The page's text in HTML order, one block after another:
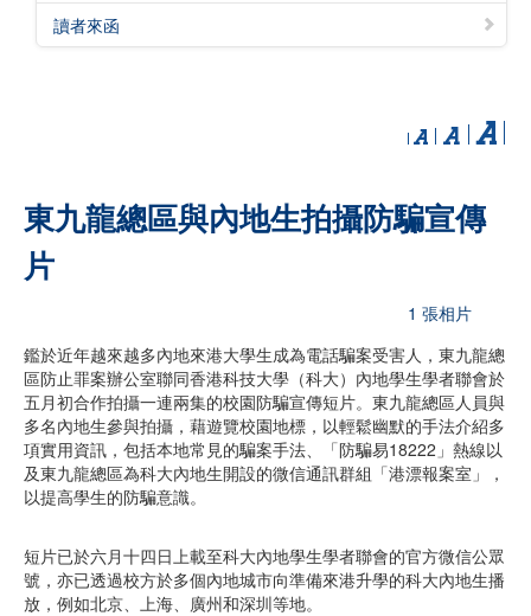
讀者來函
東九龍總區與內地生拍攝防騙宣傳
片
1 張相片
鑑於近年越來越多內地來港大學生成為電話騙案受害人，東九龍總
區防止罪案辦公室聯同香港科技大學（科大）內地學生學者聯會於
五月初合作拍攝一連兩集的校園防騙宣傳短片。東九龍總區人員與
多名內地生參與拍攝，藉遊覽校園地標，以輕鬆幽默的手法介紹多
項實用資訊，包括本地常見的騙案手法、「防騙易18222」熱線以
及東九龍總區為科大內地生開設的微信通訊群組「港漂報案室」，
以提高學生的防騙意識。
短片已於六月十四日上載至科大內地學生學者聯會的官方微信公眾
號，亦已透過校方於多個內地城市向準備來港升學的科大內地生播
放，例如北京、上海、廣州和深圳等地。